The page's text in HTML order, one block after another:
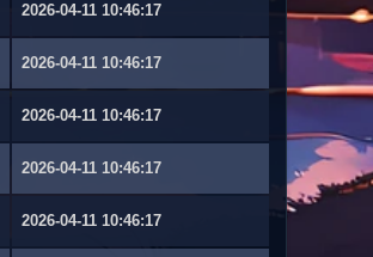
2026-04-11 10:46:17
2026-04-11 10:46:17
2026-04-11 10:46:17
2026-04-11 10:46:17
2026-04-11 10:46:17